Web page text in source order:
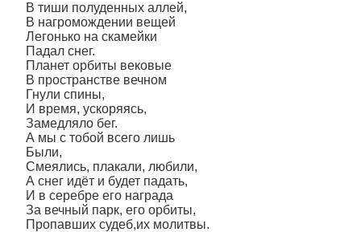
В тиши полуденных аллей,
В нагромождении вещей
Легонько на скамейки
Падал снег.
Планет орбиты вековые
В пространстве вечном
Гнули спины,
И время, ускоряясь,
Замедляло бег.
А мы с тобой всего лишь
Были,
Смеялись, плакали, любили,
А снег идёт и будет падать,
И в серебре его награда
За вечный парк, его орбиты,
Пропавших судеб,их молитвы.